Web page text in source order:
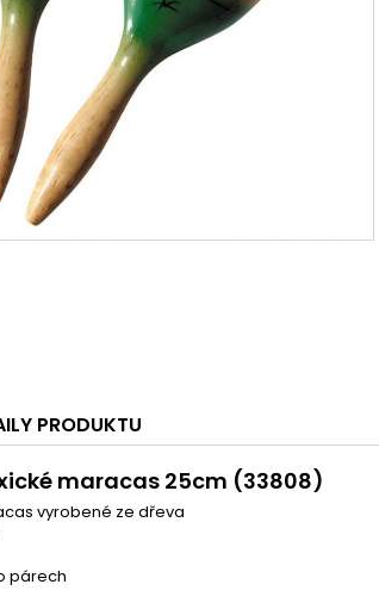
PRODUKTU
maracas 25cm (33808)
vyrobené ze dřeva
párech